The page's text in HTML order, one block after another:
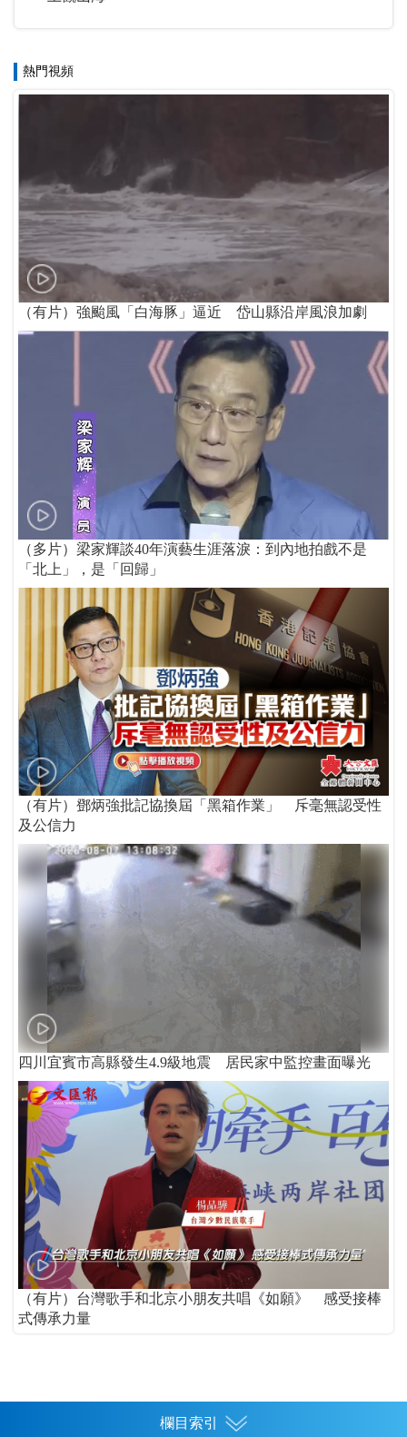
熱門視頻
（有片）強颱風「白海豚」逼近 岱山縣沿岸風浪加劇
（多片）梁家輝談40年演藝生涯落淚：到內地拍戲不是
「北上」，是「回歸」
（有片）鄧炳強批記協換屆「黑箱作業」 斥毫無認受性
及公信力
四川宜賓市高縣發生4.9級地震 居民家中監控畫面曝光
（有片）台灣歌手和北京小朋友共唱《如願》 感受接棒
式傳承力量
欄目索引